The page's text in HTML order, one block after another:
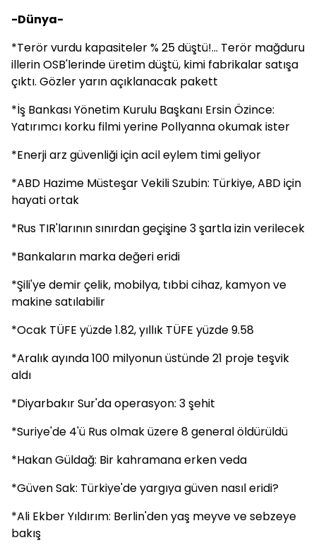
-Dünya-
*Terör vurdu kapasiteler % 25 düştü!... Terör mağduru
illerin OSB'lerinde üretim düştü, kimi fabrikalar satışa
çıktı. Gözler yarın açıklanacak pakett
*İş Bankası Yönetim Kurulu Başkanı Ersin Özince:
Yatırımcı korku filmi yerine Pollyanna okumak ister
*Enerji arz güvenliği için acil eylem timi geliyor
*ABD Hazime Müsteşar Vekili Szubin: Türkiye, ABD için
hayati ortak
*Rus TIR'larının sınırdan geçişine 3 şartla izin verilecek
*Bankaların marka değeri eridi
*Şili'ye demir çelik, mobilya, tıbbi cihaz, kamyon ve
makine satılabilir
*Ocak TÜFE yüzde 1.82, yıllık TÜFE yüzde 9.58
*Aralık ayında 100 milyonun üstünde 21 proje teşvik
aldı
*Diyarbakır Sur'da operasyon: 3 şehit
*Suriye'de 4'ü Rus olmak üzere 8 general öldürüldü
*Hakan Güldağ: Bir kahramana erken veda
*Güven Sak: Türkiye'de yargıya güven nasıl eridi?
*Ali Ekber Yıldırım: Berlin'den yaş meyve ve sebzeye
bakış